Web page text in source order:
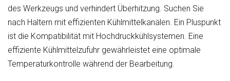
des Werkzeugs und verhindert Überhitzung. Suchen Sie
nach Haltern mit effizienten Kühlmittelkanälen. Ein Pluspunkt
ist die Kompatibilität mit Hochdruckkühlsystemen. Eine
effiziente Kühlmittelzufuhr gewährleistet eine optimale
Temperaturkontrolle während der Bearbeitung.